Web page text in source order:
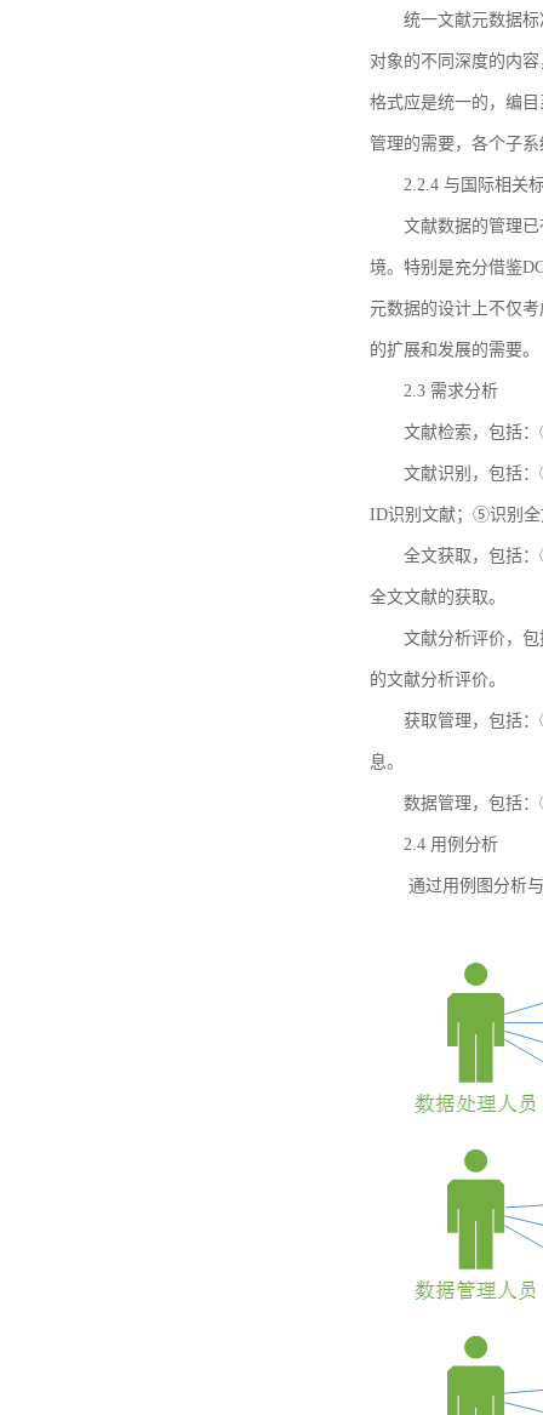
统一文献元数据
对象的不同深度的内
格式应是统一的，编
管理的需要，各个子
2.2.4 与国际相关
文献数据的管理
境。特别是充分借鉴
元数据的设计上不仅
的扩展和发展的需要。
2.3 需求分析
文献检索，包括
文献识别，包括
ID识别文献；⑤识别全
全文获取，包括
全文文献的获取。
文献分析评价，
的文献分析评价。
获取管理，包括
息。
数据管理，包括
2.4 用例分析
通过用例图分析